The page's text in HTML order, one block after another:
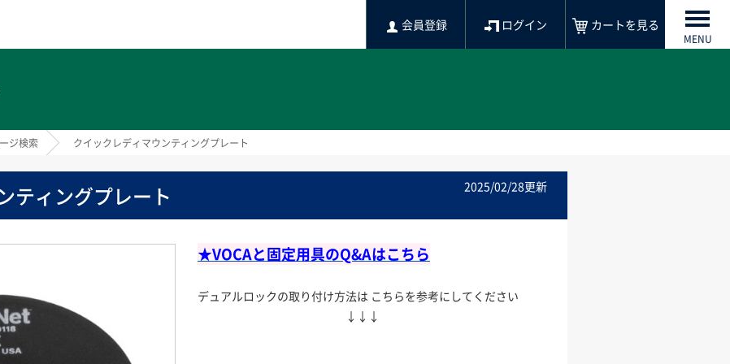
会員登録 ログイン カートを見る
MENU
ジ検索 クイックレディマウンティングプレート
2025/02/28更新
ティングプレート
★VOCAと固定用具のQ&Aはこちら
デュアルロックの取り付け方法は こちらを参考にしてください
↓↓↓